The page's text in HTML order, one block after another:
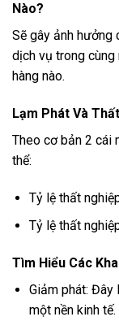
Nào?
Sẽ gây ảnh hưởng
dịch vụ trong
hàng nào.
Lạm Phát Và
Theo cơ bản 2 cái
thể:
Tỷ lệ thất
Tỷ lệ thất
Tìm Hiểu Các
Giảm phát:
một nền kinh tế.